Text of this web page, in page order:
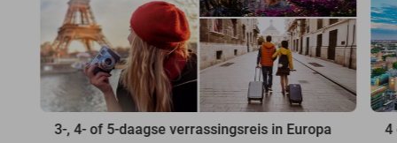
3-, 4- of 5-daagse verrassingsreis in Europa
4